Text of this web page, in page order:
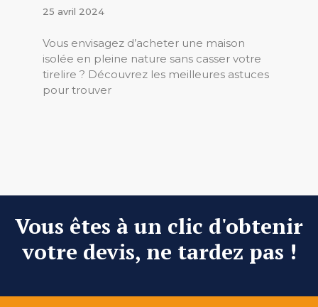
25 avril 2024
Vous envisagez d’acheter une maison
isolée en pleine nature sans casser votre
tirelire ? Découvrez les meilleures astuces
pour trouver
Vous êtes à un clic d'obtenir
votre devis, ne tardez pas !